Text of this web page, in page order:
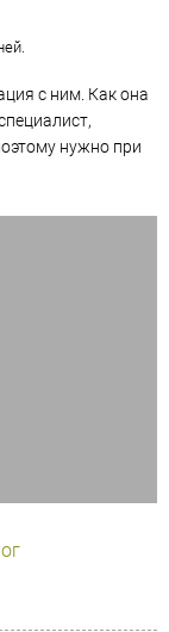
с ним. Как она
нужно при